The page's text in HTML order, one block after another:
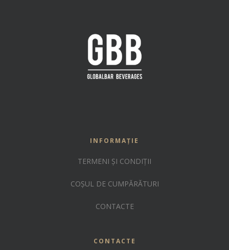
INFORMAȚIE
TERMENI ȘI CONDIȚII
COȘUL DE CUMPĂRĂTURI
CONTACTE
CONTACTE